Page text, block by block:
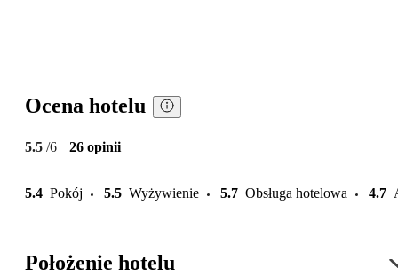
Ocena hotelu
5.5 /6 26 opinii
5.4 Pokój 5.5 Wyżywienie 5.7 Obsługa hotelowa 4.7
Położenie hotelu